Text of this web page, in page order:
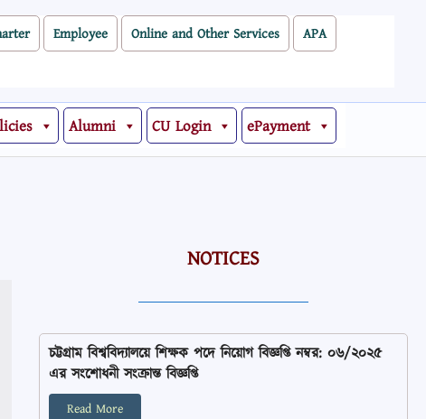
Employee Online and Other Services
APA
Alumni CU Login ePayment
NOTICES
চট্টগ্রাম বিশ্ববিদ্যালয়ে শিক্ষক পদে নিয়োগ বিজ্ঞপ্তি নম্বর: ০৬/২০২৫
এর সংশোধনী সংক্রান্ত বিজ্ঞপ্তি
Read More